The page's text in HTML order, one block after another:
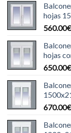
hojas
560.00€
hojas
650.00€
670.00€